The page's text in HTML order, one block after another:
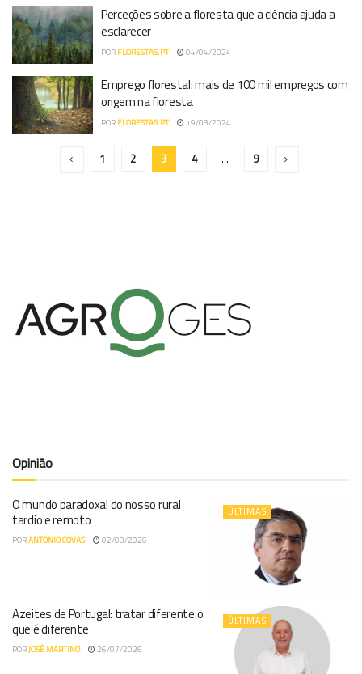
Perceções sobre a floresta que a ciência ajuda a
esclarecer
POR FLORESTAS.PT 04/04/2024
Emprego florestal: mais de 100 mil empregos com
origem na floresta
POR FLORESTAS.PT 19/03/2024
1 2 3 4 … 9
Opinião
ÚLTIMAS
O mundo paradoxal do nosso rural
tardio e remoto
PORANTÓNIO COVAS 02/08/2026
ÚLTIMAS
Azeites de Portugal: tratar diferente o
que é diferente
PORJOSÉ MARTINO 26/07/2026